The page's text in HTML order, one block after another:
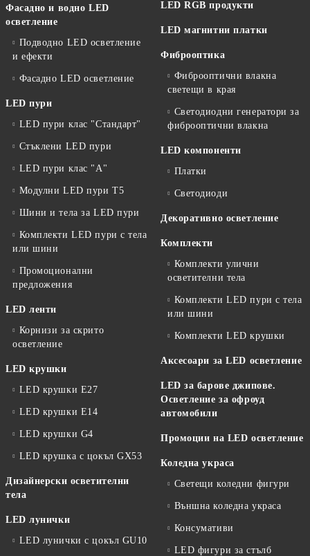
Фасадно и водно LED
осветление
Подводно LED осветление
и ефекти
Фасадно LED осветление
LED пури
LED пури клас "Стандарт"
Стъклени LED пури
LED пури клас "А"
Модулни LED пури T5
Шини и тела за LED пури
Комплекти LED пури с тела
или шини
Промоционални
предложения
LED ленти
Корнизи за скрито
осветление
LED крушки
LED крушки E27
LED крушки E14
LED крушки G4
LED крушка с цокъл GX53
Дизайнерски осветителни
тела
LED лунички
LED лунички с цокъл GU10
LED RGB продукти
LED магнитни платки
Фиброоптика
Фиброоптични влакна
светещи в края
Светодиодни генератори за
фиброоптични влакна
LED компоненти
Платки
Светодиоди
Декоративно осветление
Комплекти
Комплекти улични
осветителни тела
Комплекти LED пури с тела
или шини
Комплекти LED крушки
Аксесоари за LED осветление
LED за барове джипове.
Осветление за офроуд
автомобили
Промоции на LED осветление
Коледна украса
Светещи коледни фигури
Външна коледна украса
Консумативи
LED фигури за стълб